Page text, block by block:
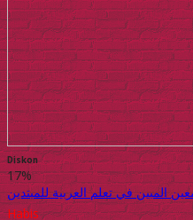
Diskon
17%
Habis